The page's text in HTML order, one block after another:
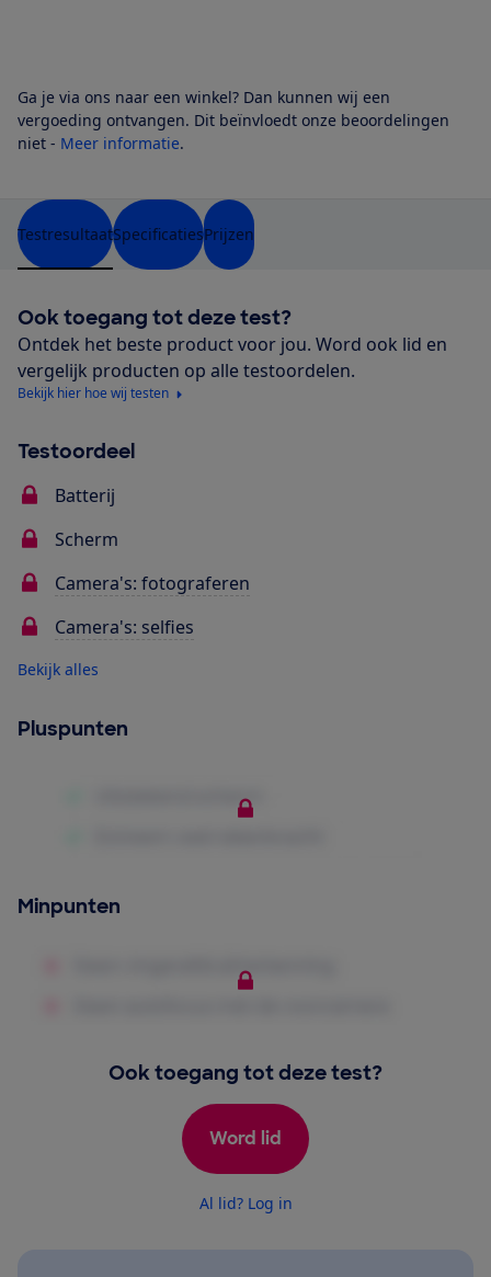
Ga je via ons naar een winkel? Dan kunnen wij een
vergoeding ontvangen. Dit beïnvloedt onze beoordelingen
niet - Meer informatie.
TestresultaatSpecificatiesPrijzen
Ook toegang tot deze test?
Ontdek het beste product voor jou. Word ook lid en
vergelijk producten op alle testoordelen.
Bekijk hier hoe wij testen
Testoordeel
Batterij
Scherm
Camera's: fotograferen
Camera's: selfies
Bekijk alles
Pluspunten
Minpunten
Ook toegang tot deze test?
Word lid
Al lid? Log in